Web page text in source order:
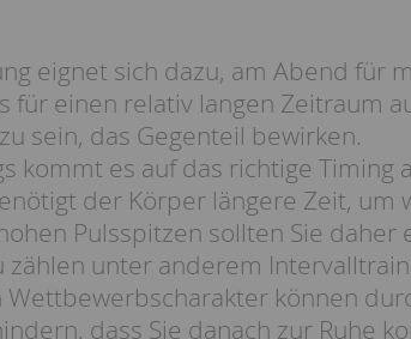
eignet sich dazu, am Abend für
für einen relativ langen Zeitraum
sein, das Gegenteil bewirken.
kommt es auf das richtige Timing
der Körper längere Zeit, um
Pulsspitzen sollten Sie
unter anderem
können
dass Sie danach zur Ruhe